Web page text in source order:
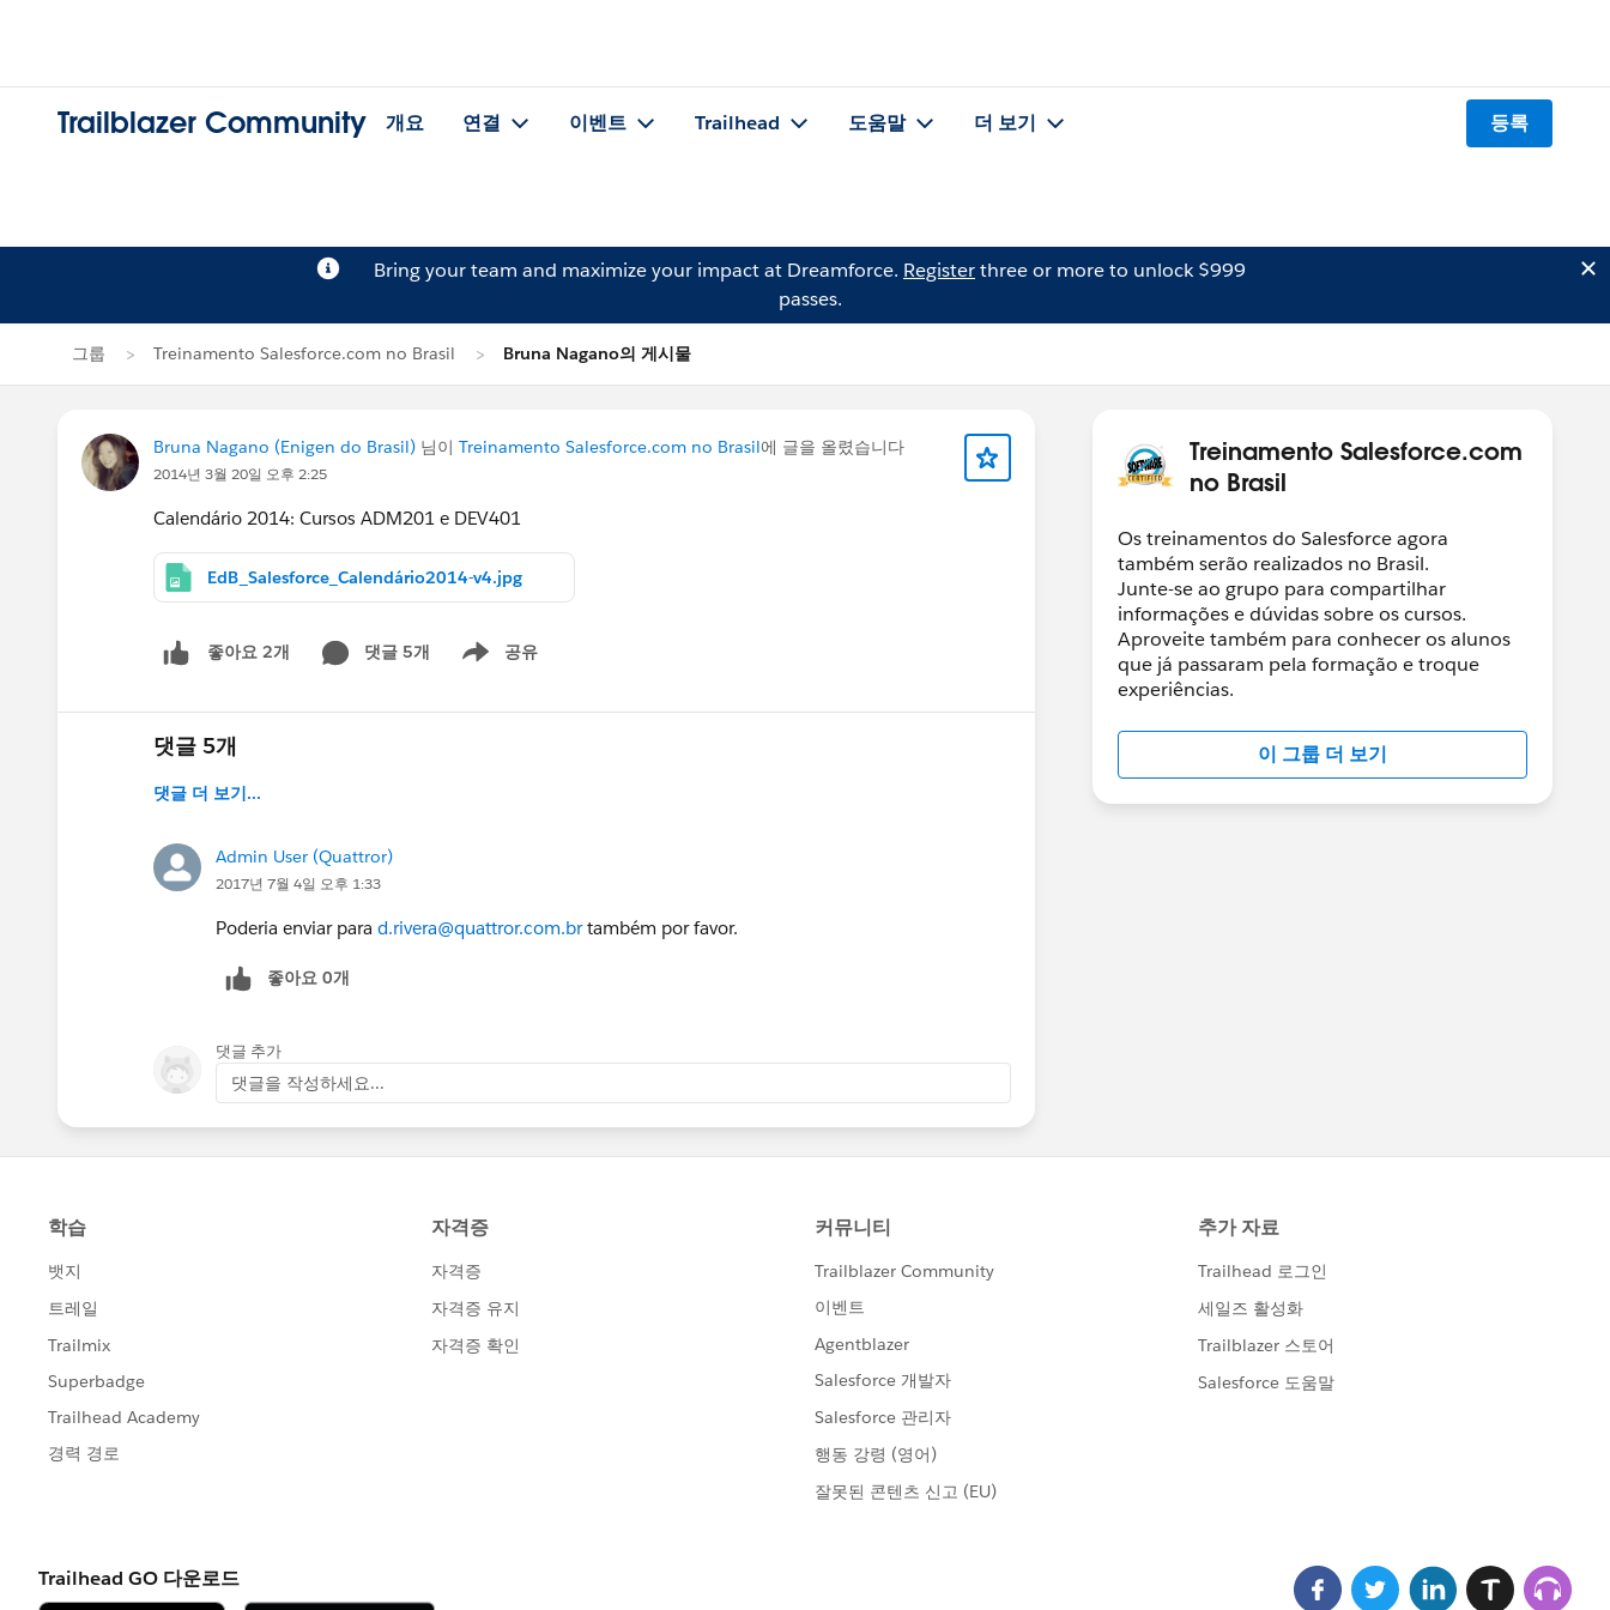
Trailblazer Community 개요 연결 이벤트 Trailhead 도움말 더 보기 등록
Bring your team and maximize your impact at Dreamforce. Registerthree or more to unlock $999
passes.
그룹 Treinamento Salesforce.com no Brasil Bruna Nagano의 게시물
Bruna Nagano (Enigen do Brasil) 님이 Treinamento Salesforce.com no Brasil에 글을 올렸습니다
2014년 3월 20일 오후 2:25
Calendário 2014: Cursos ADM201 e DEV401
EdB_Salesforce_Calendário2014-v4.jpg
좋아요 2개 댓글 5개 공유
Show menu
댓글 5개
댓글 더 보기...
Admin User (Quattror)
2017년 7월 4일 오후 1:33
Poderia enviar para d.rivera@quattror.com.brtambém por favor.
좋아요 0개
댓글 추가
댓글을 작성하세요...
Treinamento Salesforce.com
no Brasil
Os treinamentos do Salesforce agora
também serão realizados no Brasil.
Junte-se ao grupo para compartilhar
informações e dúvidas sobre os cursos.
Aproveite também para conhecer os alunos
que já passaram pela formação e troque
experiências.
이 그룹 더 보기